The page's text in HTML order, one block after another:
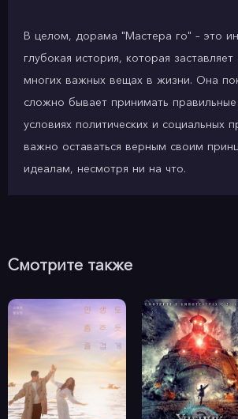
В целом, дорама "Мастера го" – это
глубокая история, которая
многих важных вещах в жизни. Она
сложно бывает принимать
условиях политических и социальных
важно оставаться верным своим
идеалам, несмотря ни на что.
Смотрите также